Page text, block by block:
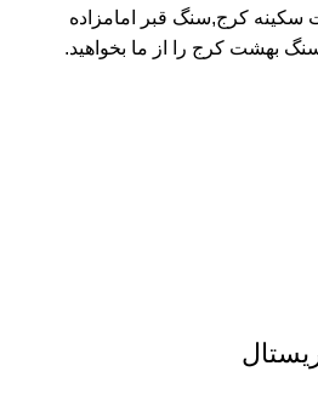
سکینه کرج,سنگ قبر امامزاده
بهشت کرج را از ما بخواهید.